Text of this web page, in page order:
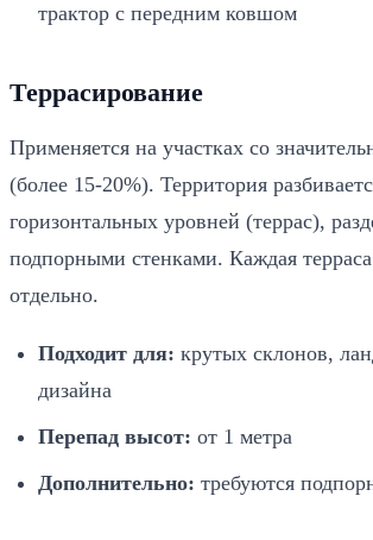
трактор с передним ковшом
Террасирование
Применяется на участках со
(более 15-20%). Территория
горизонтальных уровней (террас),
подпорными стенками. Каждая
отдельно.
Подходит для: крутых склонов,
дизайна
Перепад высот: от 1 метра
Дополнительно: требуются